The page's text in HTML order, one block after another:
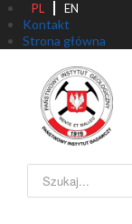
PL EN
Kontakt
Strona główna
Szukaj...